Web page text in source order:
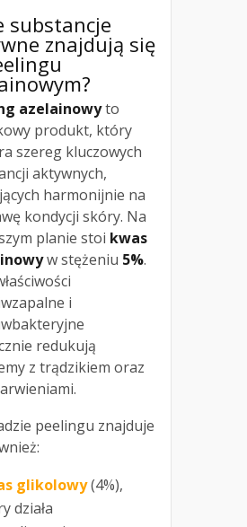
substancje
znajdują się
azelainowyto
produkt, który
szereg kluczowych
aktywnych,
harmonijnie na
kondycji skóry. Na
planie stoi kwas
w stężeniu 5%.
i
redukują
z trądzikiem oraz
peelingu znajduje
glikolowy(4%),
działa